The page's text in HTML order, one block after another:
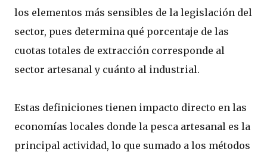
los elementos más sensibles de la legislación del
sector, pues determina qué porcentaje de las
cuotas totales de extracción corresponde al
sector artesanal y cuánto al industrial.
Estas definiciones tienen impacto directo en las
economías locales donde la pesca artesanal es la
principal actividad, lo que sumado a los métodos